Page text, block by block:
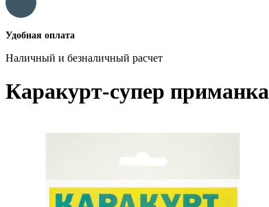
Удобная оплата
Наличный и безналичный расчет
Каракурт-супер